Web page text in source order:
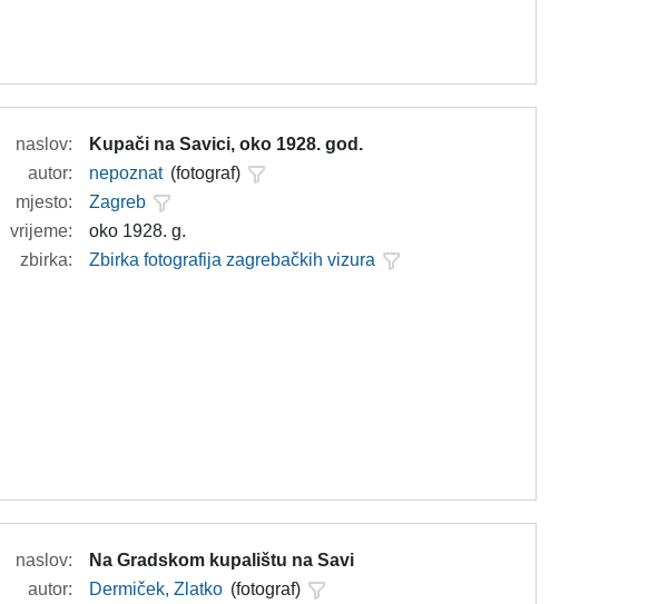
naslov:
Kupači na Savici, oko 1928. god.
autor:
nepoznat (fotograf)
mjesto:
Zagreb
vrijeme:
oko 1928. g.
zbirka:
Zbirka fotografija zagrebačkih vizura
naslov:
Na Gradskom kupalištu na Savi
autor:
Dermiček, Zlatko (fotograf)